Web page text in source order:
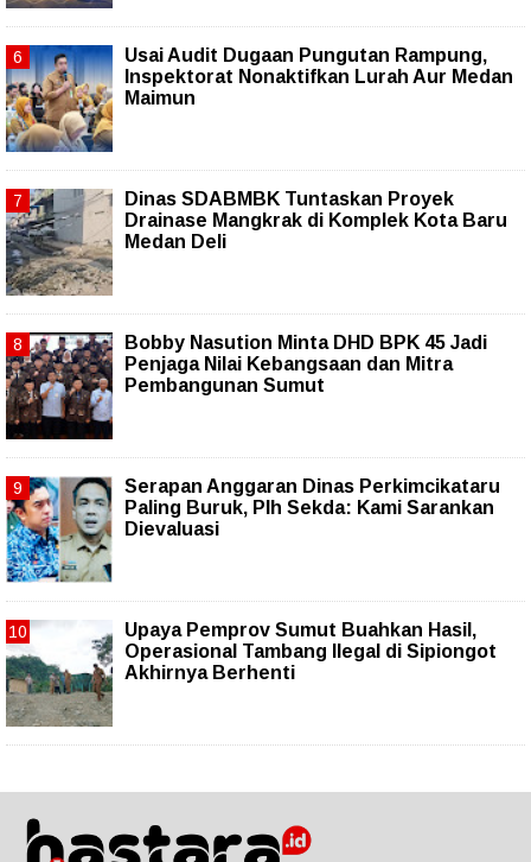
Usai Audit Dugaan Pungutan Rampung,
Inspektorat Nonaktifkan Lurah Aur Medan
Maimun
Dinas SDABMBK Tuntaskan Proyek
Drainase Mangkrak di Komplek Kota Baru
Medan Deli
Bobby Nasution Minta DHD BPK 45 Jadi
Penjaga Nilai Kebangsaan dan Mitra
Pembangunan Sumut
Serapan Anggaran Dinas Perkimcikataru
Paling Buruk, Plh Sekda: Kami Sarankan
Dievaluasi
Upaya Pemprov Sumut Buahkan Hasil,
Operasional Tambang Ilegal di Sipiongot
Akhirnya Berhenti